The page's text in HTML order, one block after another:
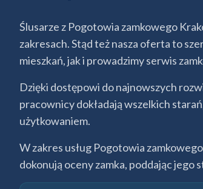
Ślusarze z Pogotowia zamkowego
zakresach. Stąd też nasza oferta to
mieszkań, jak i prowadzimy serwis
Dzięki dostępowi do najnowszych
pracownicy dokładają wszelkich
użytkowaniem.
W zakres usług Pogotowia
dokonują oceny zamka, poddając jego